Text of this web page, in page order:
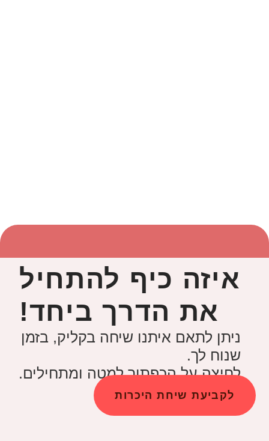
איזה כיף להתחיל
!את הדרך ביחד
ניתן לתאם איתנו שיחה בקליק, בזמן
שנוח לך.
לחיצה על הכפתור למטה ומתחילים.
לקביעת שיחת היכרות